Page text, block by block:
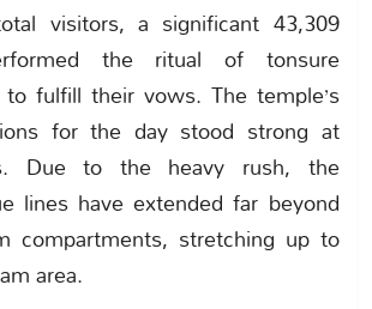
visitors, a significant 43,309
the ritual of tonsure
fulfill their vows. The temple’s
for the day stood strong at
Due to the heavy rush, the
lines have extended far beyond
compartments, stretching up to
area.